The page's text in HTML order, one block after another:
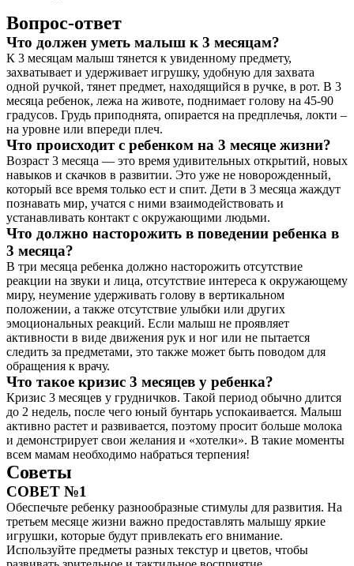
Вопрос-ответ
Что должен уметь малыш к 3 месяцам?
К 3 месяцам малыш тянется к увиденному предмету,
захватывает и удерживает игрушку, удобную для захвата
одной ручкой, тянет предмет, находящийся в ручке, в рот. В 3
месяца ребенок, лежа на животе, поднимает голову на 45-90
градусов. Грудь приподнята, опирается на предплечья, локти –
на уровне или впереди плеч.
Что происходит с ребенком на 3 месяце жизни?
Возраст 3 месяца — это время удивительных открытий, новых
навыков и скачков в развитии. Это уже не новорожденный,
который все время только ест и спит. Дети в 3 месяца жаждут
познавать мир, учатся с ними взаимодействовать и
устанавливать контакт с окружающими людьми.
Что должно насторожить в поведении ребенка в
3 месяца?
В три месяца ребенка должно насторожить отсутствие
реакции на звуки и лица, отсутствие интереса к окружающему
миру, неумение удерживать голову в вертикальном
положении, а также отсутствие улыбки или других
эмоциональных реакций. Если малыш не проявляет
активности в виде движения рук и ног или не пытается
следить за предметами, это также может быть поводом для
обращения к врачу.
Что такое кризис 3 месяцев у ребенка?
Кризис 3 месяцев у грудничков. Такой период обычно длится
до 2 недель, после чего юный бунтарь успокаивается. Малыш
активно растет и развивается, поэтому просит больше молока
и демонстрирует свои желания и «хотелки». В такие моменты
всем мамам необходимо набраться терпения!
Советы
СОВЕТ №1
Обеспечьте ребенку разнообразные стимулы для развития. На
третьем месяце жизни важно предоставлять малышу яркие
игрушки, которые будут привлекать его внимание.
Используйте предметы разных текстур и цветов, чтобы